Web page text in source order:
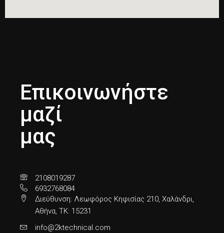
Επικοινωνήστε
μαζί
μας
2108019287
6932768084
Διεύθυνση: Λεωφόρος Κηφισίας 210, Χαλάνδρι,
Αθήνα, ΤΚ: 15231
info@2ktechnical.com